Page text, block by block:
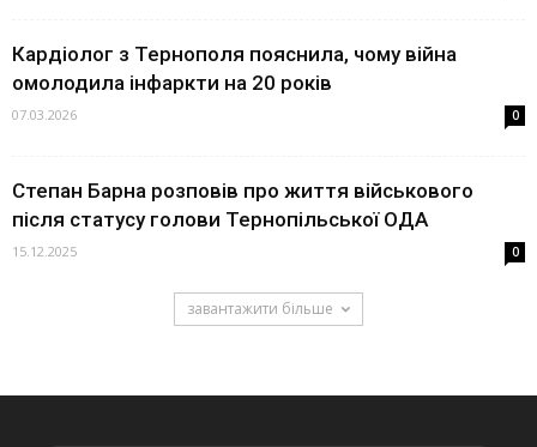
Кардіолог з Тернополя пояснила, чому війна
омолодила інфаркти на 20 років
07.03.2026 0
Степан Барна розповів про життя військового
після статусу голови Тернопільської ОДА
15.12.2025 0
завантажити більше